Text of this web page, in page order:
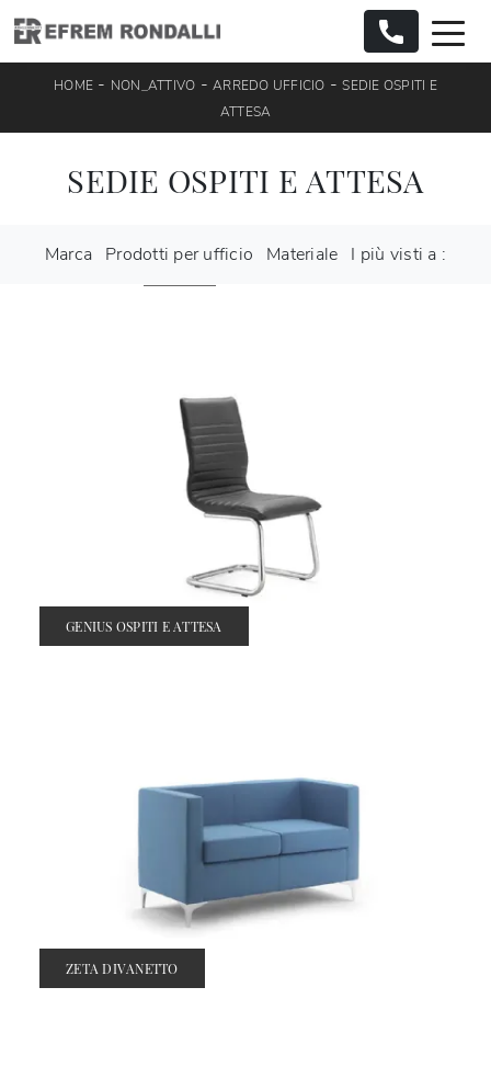
HOME - NON_ATTIVO -ARREDO UFFICIO -SEDIE OSPITI E
ATTESA
SEDIE OSPITI E ATTESA
Marca Prodotti per ufficio Materiale I più visti a :
GENIUS OSPITI E ATTESA
ZETA DIVANETTO